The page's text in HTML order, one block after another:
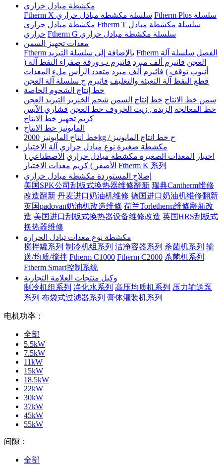
مكشطة مبادل حراري
Ftherm X سلسلة مكشطة مبادل حراري Ftherm Plus سلسلة
مكشطة مبادل حراري Ftherm T سلسلة مكشطة مبادل
حراري
Ftherm G سلسلة مكشطة مبادل حراري
معدات تجهيز السمن
Ftherm بالإضافة إلى سلسلة التبريد Ftherm الفصل سلسلة آلة
العجن فاثيرم ألف مبرد فاثيرم ب ورقة صفراء النفط آلة (
أنبوب توقف ) فاثيرم ألف مبرد متعدد الرأس ملء المعدات
قطع النفط آلة التعبئة والتغليف فاثيرم ج سلسلة آلة العجن
خط إنتاج الشحوم الخاصة
سمن خط الانتاج خط إنتاج السمن شحم الخنزير التبريد العجن
خط المعالجة الزبدة , زيت الخروف خط العجن قشاري الآيس
كريم تجهيز خط الانتاج
المايونيز خط الانتاج
خط انتاج المايونيز
2000kg / ح خط انتاج المايونيز
مكشطة صغيرة نوع مبادل حراري آلة الاختبار
اختبار المعدات الصغيرة مكشطة مبادل حراري الاصطناعي (
الأصفر ) كريم معدات الاختبار Ftherm K 系列
إصلاح المستوردة مكشطة مبادل حراري
美国SPK公司刮板式换热器维修翻新 瑞典Cantherm维修
改造翻新 丹麦进口奶油机维修 德国进口奶油机维修翻新
英国padovan奶油机改造维修 荷兰Torletherm维修翻新改
造 美国进口刮板式换热器设备维修改造 英国HRS刮板式
换热器维修
مكشطة نوع معدات تبادل الحرارة
搅拌罐系列 制冷机组系列 洁净容器系列 杀菌机系列 输
送/均质/搅拌 Ftherm C1000 Ftherm C2000 杀菌机系列
Ftherm Smart控制系统
وكيل منتجات العلامة التجارية
制冷机组系列 净化水系列 高压均质机系列 压力输送泵
系列 布袋式过滤器系列 膏体灌装机系列
电机功率：
全部
5.5kW
7.5kW
11kW
15kW
18.5kW
22kW
30kW
37kW
45kW
55kW
间隙：
全部